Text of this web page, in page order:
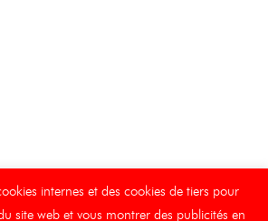
internes et des cookies de tiers pour
site web et vous montrer des publicités en